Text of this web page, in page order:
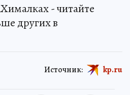
- читайте
других в
Источник: kp.ru